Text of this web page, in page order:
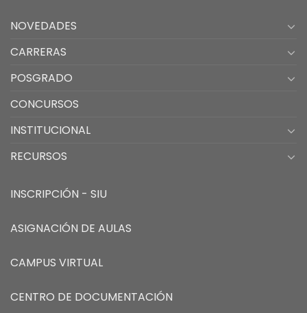
NOVEDADES
CARRERAS
POSGRADO
CONCURSOS
INSTITUCIONAL
RECURSOS
INSCRIPCIÓN - SIU
ASIGNACIÓN DE AULAS
CAMPUS VIRTUAL
CENTRO DE DOCUMENTACIÓN